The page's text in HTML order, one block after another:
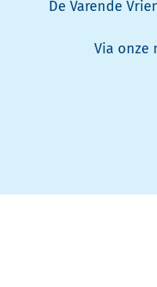
De Varende
Via onze